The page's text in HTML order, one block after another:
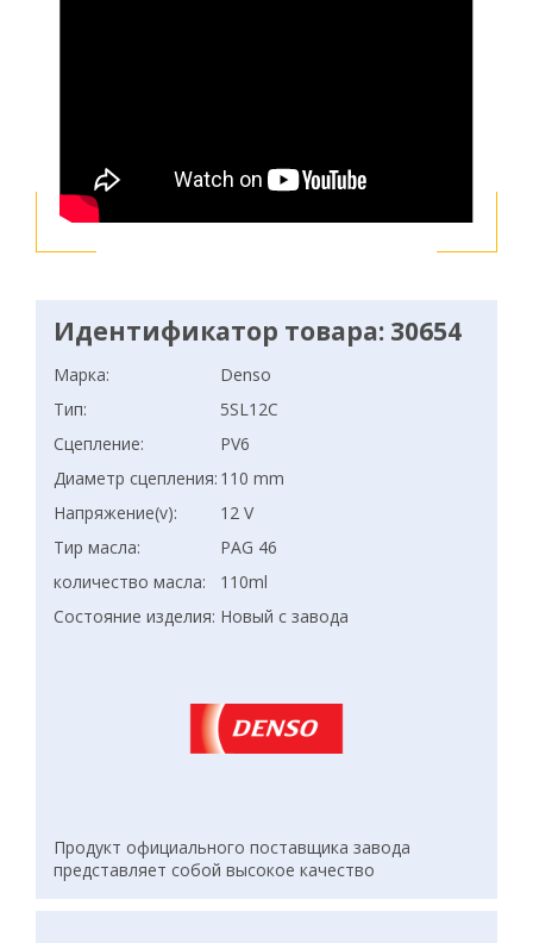
Идентификатор товара: 30654
Марка:
Denso
Тип:
5SL12C
Сцепление:
PV6
Диаметр сцепления: 110 mm
Напряжение(v):
12 V
Тир масла:
PAG 46
количество масла:
110ml
Состояние изделия: Новый с завода
Продукт официального поставщика завода
представляет собой высокое качество